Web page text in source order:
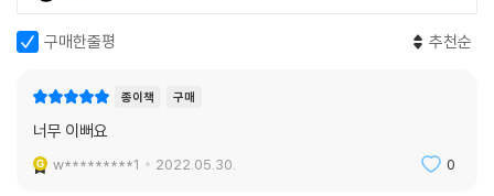
구매한줄평 추천순
종이책 구매
너무 이뻐요
w*********1 2022.05.30. 0